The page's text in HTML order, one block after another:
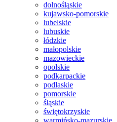
dolnośląskie
kujawsko-pomorskie
lubelskie
lubuskie
łódzkie
małopolskie
mazowieckie
opolskie
podkarpackie
podlaskie
pomorskie
śląskie
świętokrzyskie
warmińsko-mazurskie